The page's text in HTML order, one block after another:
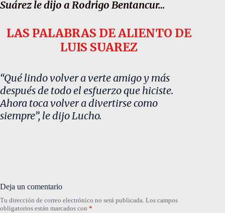
Suárez le dijo a Rodrigo Bentancur…
LAS PALABRAS DE ALIENTO DE
LUIS SUAREZ
“Qué lindo volver a verte amigo y más
después de todo el esfuerzo que hiciste.
Ahora toca volver a divertirse como
siempre”, le dijo Lucho.
Deja un comentario
Tu dirección de correo electrónico no será publicada. Los campos
obligatorios están marcados con *